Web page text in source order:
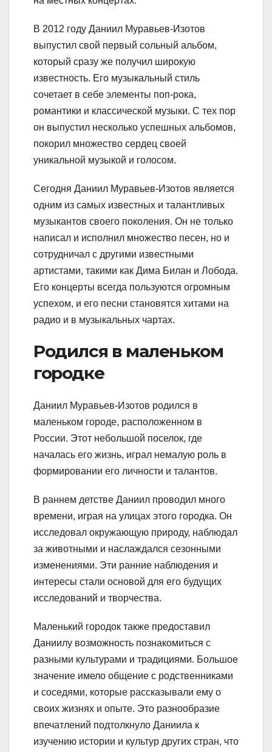
В 2012 году Даниил Муравьев-Изотов
выпустил свой первый сольный альбом,
который сразу же получил широкую
известность. Его музыкальный стиль
сочетает в себе элементы поп-рока,
романтики и классической музыки. С тех пор
он выпустил несколько успешных альбомов,
покорил множество сердец своей
уникальной музыкой и голосом.
Сегодня Даниил Муравьев-Изотов является
одним из самых известных и талантливых
музыкантов своего поколения. Он не только
написал и исполнил множество песен, но и
сотрудничал с другими известными
артистами, такими как Дима Билан и Лобода.
Его концерты всегда пользуются огромным
успехом, и его песни становятся хитами на
радио и в музыкальных чартах.
Родился в маленьком
городке
Даниил Муравьев-Изотов родился в
маленьком городе, расположенном в
России. Этот небольшой поселок, где
началась его жизнь, играл немалую роль в
формировании его личности и талантов.
В раннем детстве Даниил проводил много
времени, играя на улицах этого городка. Он
исследовал окружающую природу, наблюдал
за животными и наслаждался сезонными
изменениями. Эти ранние наблюдения и
интересы стали основой для его будущих
исследований и творчества.
Маленький городок также предоставил
Даниилу возможность познакомиться с
разными культурами и традициями. Большое
значение имело общение с родственниками
и соседями, которые рассказывали ему о
своих жизнях и опыте. Это разнообразие
впечатлений подтолкнуло Даниила к
изучению истории и культур других стран, что